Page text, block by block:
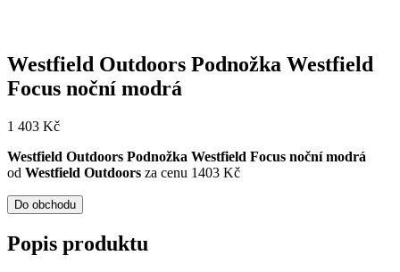
Westfield Outdoors Podnožka Westfield
Focus noční modrá
1 403 Kč
Westfield Outdoors Podnožka Westfield Focus noční modrá
od Westfield Outdoors za cenu 1403 Kč
Do obchodu
Popis produktu